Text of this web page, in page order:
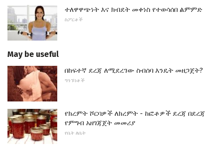
ተለዋዋጭነት እና ክብደት መቀነስ የተወሳሰበ ልምምድ
ስፖርቶች
May be useful
በከፍተኛ ደረጃ ለሚደረገው ስብሰባ እንዴት መዘጋጀት?
ግንኙነቶች
የክረምት ሾርባዎች ለክረምት - ከፎቶዎች ደረጃ በደረጃ
የምግብ አዘገጃጀት መመሪያ
የቤት ለቤት